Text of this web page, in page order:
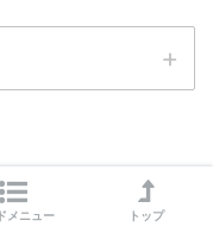
ンペーン
メニュー トップ